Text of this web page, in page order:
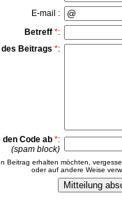
E-mail :
Betreff *:
des Beitrags *:
Code ab *:
(spam block)
Beitrag erhalten möchten,
oder auf andere Weise